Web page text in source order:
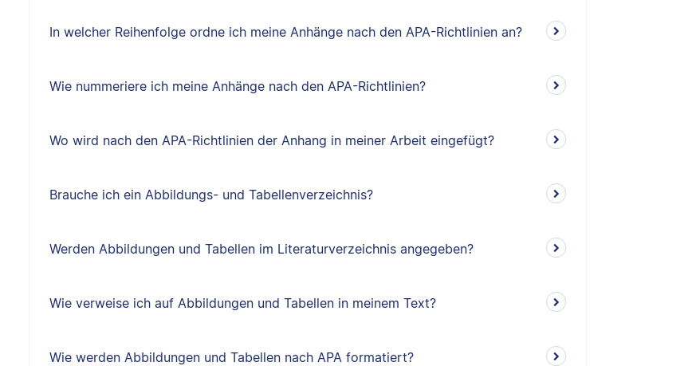
In welcher Reihenfolge ordne ich meine Anhänge nach den APA-Richtlinien an?
Wie nummeriere ich meine Anhänge nach den APA-Richtlinien?
Wo wird nach den APA-Richtlinien der Anhang in meiner Arbeit eingefügt?
Brauche ich ein Abbildungs- und Tabellenverzeichnis?
Werden Abbildungen und Tabellen im Literaturverzeichnis angegeben?
Wie verweise ich auf Abbildungen und Tabellen in meinem Text?
Wie werden Abbildungen und Tabellen nach APA formatiert?